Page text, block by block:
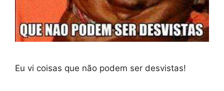
Eu vi coisas que não podem ser desvistas!